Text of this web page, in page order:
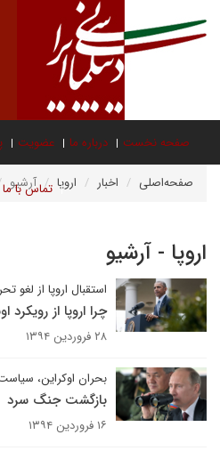
صفحه نخست درباره ما عضویت
تماس با ما صفحه‌اصلی اخبار اروپا آرشیو
اروپا - آرشیو
استقبال اروپا از لغو
چرا اروپا از
۲۸ فروردین ۱۳۹۴
بحران اوکراین،
بازگشت جنگ سرد
۱۶ فروردین ۱۳۹۴